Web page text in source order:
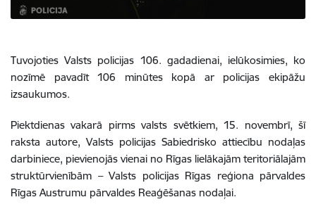
Tuvojoties Valsts policijas 106. gadadienai, ielūkosimies, ko
nozīmē pavadīt 106 minūtes kopā ar policijas ekipāžu
izsaukumos.
Piektdienas vakarā pirms valsts svētkiem, 15. novembrī, šī
raksta autore, Valsts policijas Sabiedrisko attiecību nodaļas
darbiniece, pievienojās vienai no Rīgas lielākajām teritoriālajām
struktūrvienībām –Valsts policijas Rīgas reģiona pārvaldes
Rīgas Austrumu pārvaldes Reaģēšanas nodaļai.